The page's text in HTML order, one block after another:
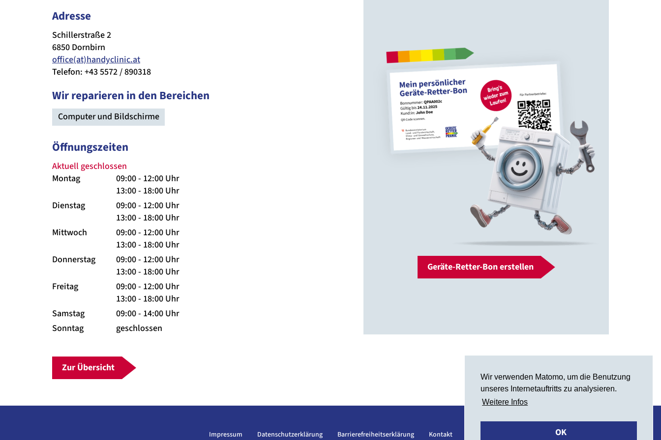
Wir verwenden Matomo, um die Benutzung
unseres Internetauftritts zu analysieren.
Weitere Infos
OK
Adresse
Schillerstraße 2
6850 Dornbirn
office(at)handyclinic.at
Telefon: +43 5572 / 890318
Wir reparieren in den Bereichen
Computer und Bildschirme
Öffnungszeiten
Aktuell geschlossen
Montag
09:00 - 12:00 Uhr
13:00 - 18:00 Uhr
Dienstag
09:00 - 12:00 Uhr
13:00 - 18:00 Uhr
Mittwoch
09:00 - 12:00 Uhr
13:00 - 18:00 Uhr
Donnerstag
09:00 - 12:00 Uhr
13:00 - 18:00 Uhr
Freitag
09:00 - 12:00 Uhr
13:00 - 18:00 Uhr
Samstag
09:00 - 14:00 Uhr
Sonntag
geschlossen
Geräte-Retter-Bon erstellen
Zur Übersicht
Impressum Datenschutzerklärung Barrierefreiheitserklärung Kontakt